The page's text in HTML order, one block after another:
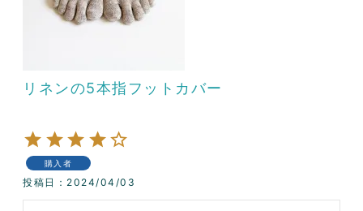
リネンの5本指フットカバー
購入者
投稿日 2024/04/03